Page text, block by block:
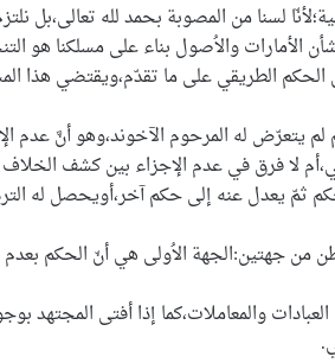
لسنا من المصوبة بحمد لله
الأمارات والاُصول بناء على مسلكنا هو
الحكم الطريقي على ما تقدّم،ويقتضي هذا
لم يتعرّض له المرحوم الآخوند،وهو أنَّ
لا فرق في عدم الإجزاء بين كشف
ثمّ يعدل عنه إلى حكم آخر،أويحصل له
من جهتين:الجهة الاُولى هي أنّ الحكم بعدم
والمعاملات،كما إذا أفتى